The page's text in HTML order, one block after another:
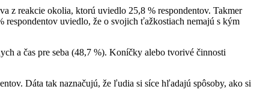
z reakcie okolia, ktorú uviedlo 25,8 % respondentov. Takmer
uviedlo, že o svojich ťažkostiach nemajú s kým
a čas pre seba (48,7 %). Koníčky alebo tvorivé činnosti
Dáta tak naznačujú, že ľudia si síce hľadajú spôsoby, ako si